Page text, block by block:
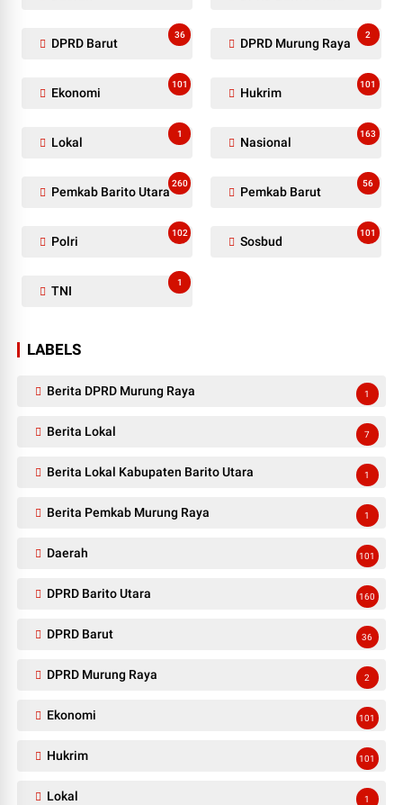
DPRD Barut
36
DPRD Murung Raya
2
Ekonomi
101
Hukrim
101
Lokal
1
Nasional
163
Pemkab Barito Utara
260
Pemkab Barut
56
Polri
102
Sosbud
101
TNI
1
LABELS
Berita DPRD Murung Raya 1
Berita Lokal 7
Berita Lokal Kabupaten Barito Utara 1
Berita Pemkab Murung Raya 1
Daerah 101
DPRD Barito Utara 160
DPRD Barut 36
DPRD Murung Raya 2
Ekonomi 101
Hukrim 101
Lokal 1